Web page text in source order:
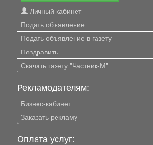
Личный кабинет
Подать объявление
Подать объявление в газету
Поздравить
Скачать газету "Частник-М"
Рекламодателям:
Бизнес-кабинет
Заказать рекламу
Оплата услуг: